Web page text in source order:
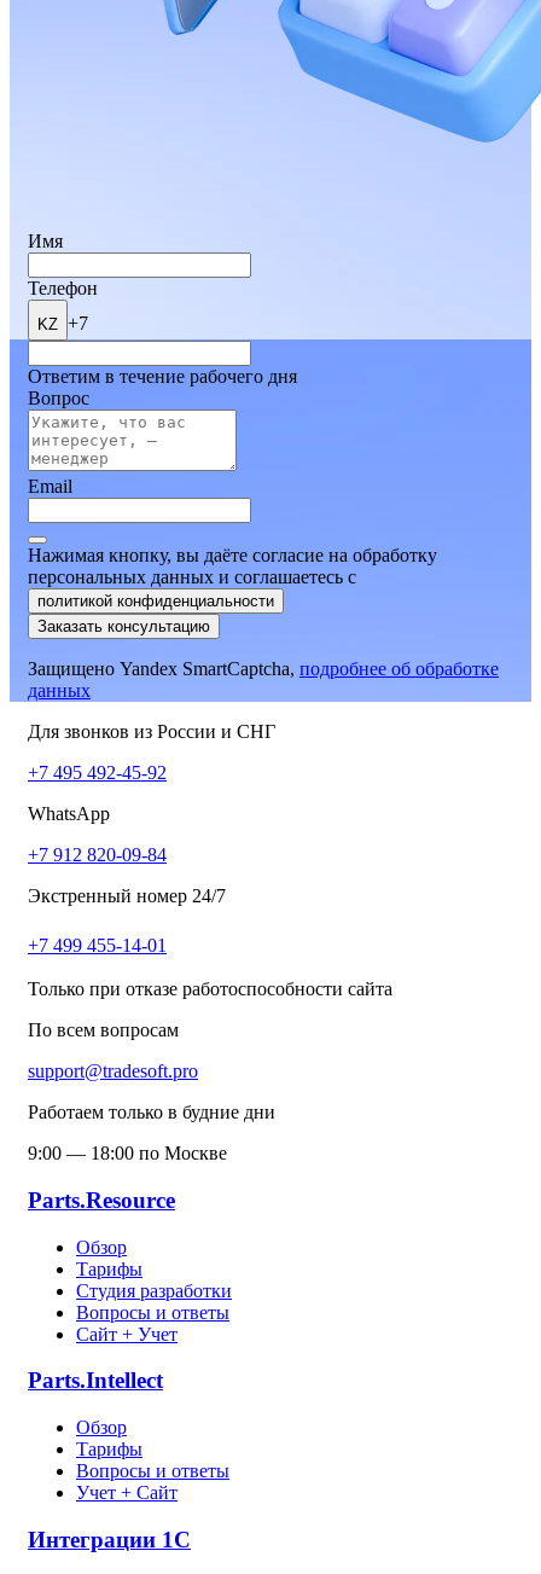
Имя
Телефон
KZ +7
Ответим в течение рабочего дня
Вопрос
Email
Нажимая кнопку, вы даёте согласие на обработку
персональных данных и соглашаетесь c
политикой конфиденциальности
Заказать консультацию
Защищено Yandex SmartCaptcha, подробнее об обработке
данных
Для звонков из России и СНГ
+7 495 492-45-92
WhatsApp
+7 912 820-09-84
Экстренный номер 24/7
+7 499 455-14-01
Только при отказе работоспособности сайта
По всем вопросам
support@tradesoft.pro
Работаем только в будние дни
9:00 — 18:00 по Москве
Parts.Resource
Обзор
Тарифы
Студия разработки
Вопросы и ответы
Сайт + Учет
Parts.Intellect
Обзор
Тарифы
Вопросы и ответы
Учет + Сайт
Интеграции 1С